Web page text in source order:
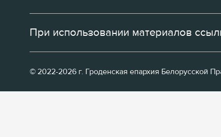
При использовании материалов
© 2022-2026 г. Гроденская епархия Белорусской